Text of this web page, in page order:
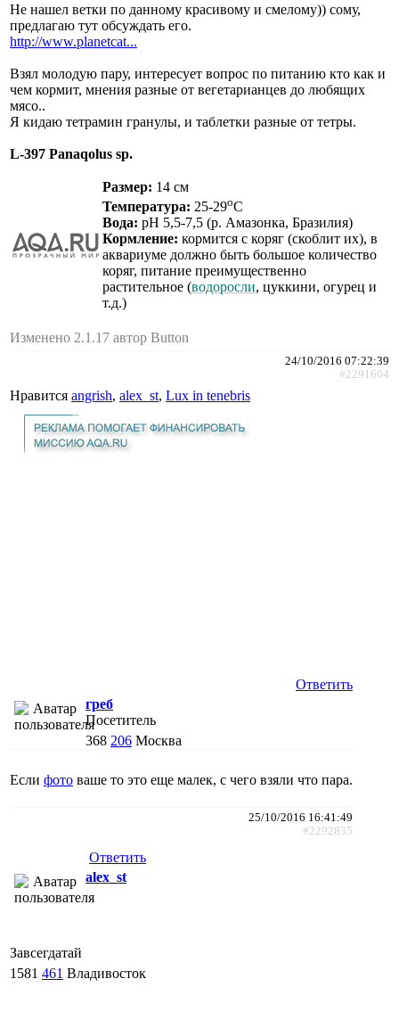
Не нашел ветки по данному красивому и смелому)) сому,
предлагаю тут обсуждать его.
http://www.planetcat...
Взял молодую пару, интересует вопрос по питанию кто как и
чем кормит, мнения разные от вегетарианцев до любящих
мясо..
Я кидаю тетрамин гранулы, и таблетки разные от тетры.
L-397 Panaqolus sp.
Размер: 14 см
Температура: 25-29oC
Вода: pH 5,5-7,5 (р. Амазонка, Бразилия)
Кормление: кормится с коряг (скоблит их), в
аквариуме должно быть большое количество
коряг, питание преимущественно
растительное (водоросли, цуккини, огурец и
т.д.)
Изменено 2.1.17 автор Button
24/10/2016 07:22:39
#2291604
Нравится angrish, alex_st, Lux in tenebris
Ответить
греб
Посетитель
368 206 Москва
Если фото ваше то это еще малек, с чего взяли что пара.
25/10/2016 16:41:49
#2292835
Ответить
alex_st
Завсегдатай
1581 461 Владивосток